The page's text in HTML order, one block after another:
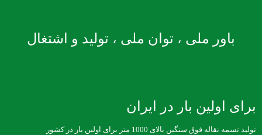
باور ملی ، توان ملی ، تولید و اشتغال
برای اولین بار در ایران
تولید تسمه نقاله فوق سنگین بالای 1000 متر برای اولین بار در کشور